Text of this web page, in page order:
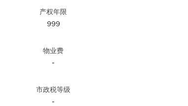
产权年限
999
物业费
-
市政税等级
-